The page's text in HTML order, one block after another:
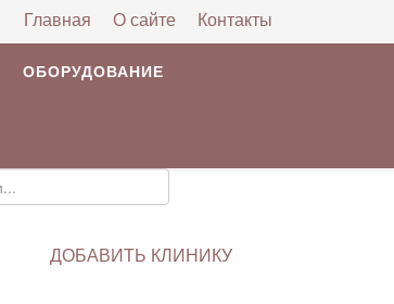
Контакты
О сайте
Главная
ОБОРУДОВАНИЕ
ДОБАВИТЬ КЛИНИКУ